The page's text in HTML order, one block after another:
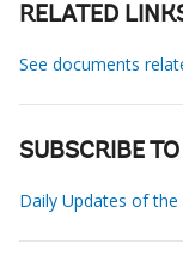
RELATED
See documents
SUBSCRIBE
Daily Updates of